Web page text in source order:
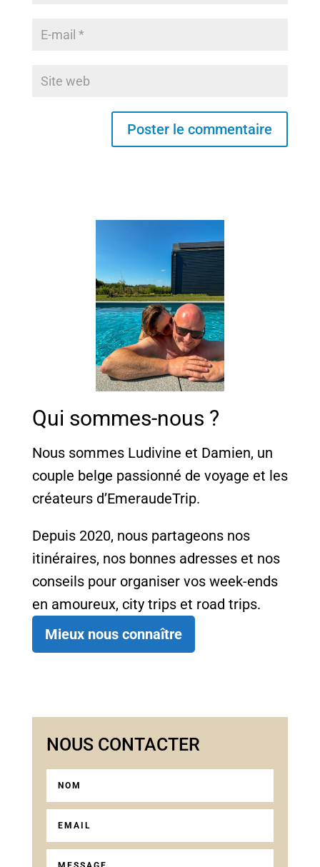
Qui sommes-nous ?
Nous sommes Ludivine et Damien, un
couple belge passionné de voyage et les
créateurs d’EmeraudeTrip.
Depuis 2020, nous partageons nos
itinéraires, nos bonnes adresses et nos
conseils pour organiser vos week-ends
en amoureux, city trips et road trips.
Mieux nous connaître
NOUS CONTACTER